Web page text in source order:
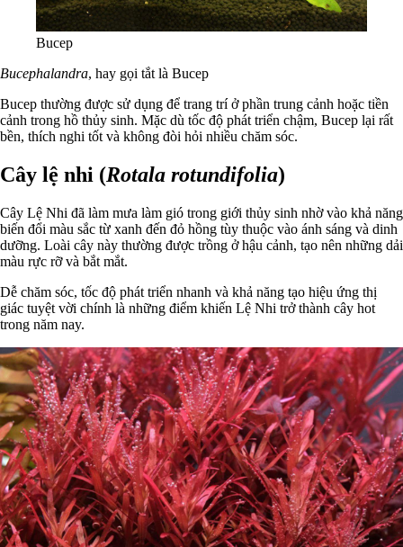
Bucep
Bucephalandra, hay gọi tắt là Bucep
Bucep thường được sử dụng để trang trí ở phần trung cảnh hoặc tiền
cảnh trong hồ thủy sinh. Mặc dù tốc độ phát triển chậm, Bucep lại rất
bền, thích nghi tốt và không đòi hỏi nhiều chăm sóc.
Cây lệ nhi (Rotala rotundifolia)
Cây Lệ Nhi đã làm mưa làm gió trong giới thủy sinh nhờ vào khả năng
biến đổi màu sắc từ xanh đến đỏ hồng tùy thuộc vào ánh sáng và dinh
dưỡng. Loài cây này thường được trồng ở hậu cảnh, tạo nên những dải
màu rực rỡ và bắt mắt.
Dễ chăm sóc, tốc độ phát triển nhanh và khả năng tạo hiệu ứng thị
giác tuyệt vời chính là những điểm khiến Lệ Nhi trở thành cây hot
trong năm nay.